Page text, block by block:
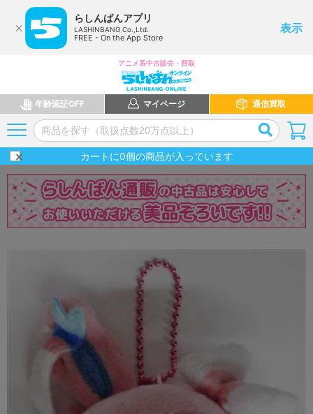
らしんばんアプリ
LASHINBANG Co.,Ltd.
FREE - On the App Store
表示
アニメ系中古販売・買取
年齢認証OFF マイページ 通信買取
カートに0個の商品が入っています